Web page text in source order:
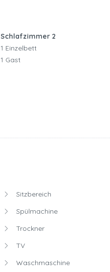
Schlafzimmer 2
1 Einzelbett
1 Gast
Sitzbereich
Spülmachine
Trockner
TV
Waschmaschine